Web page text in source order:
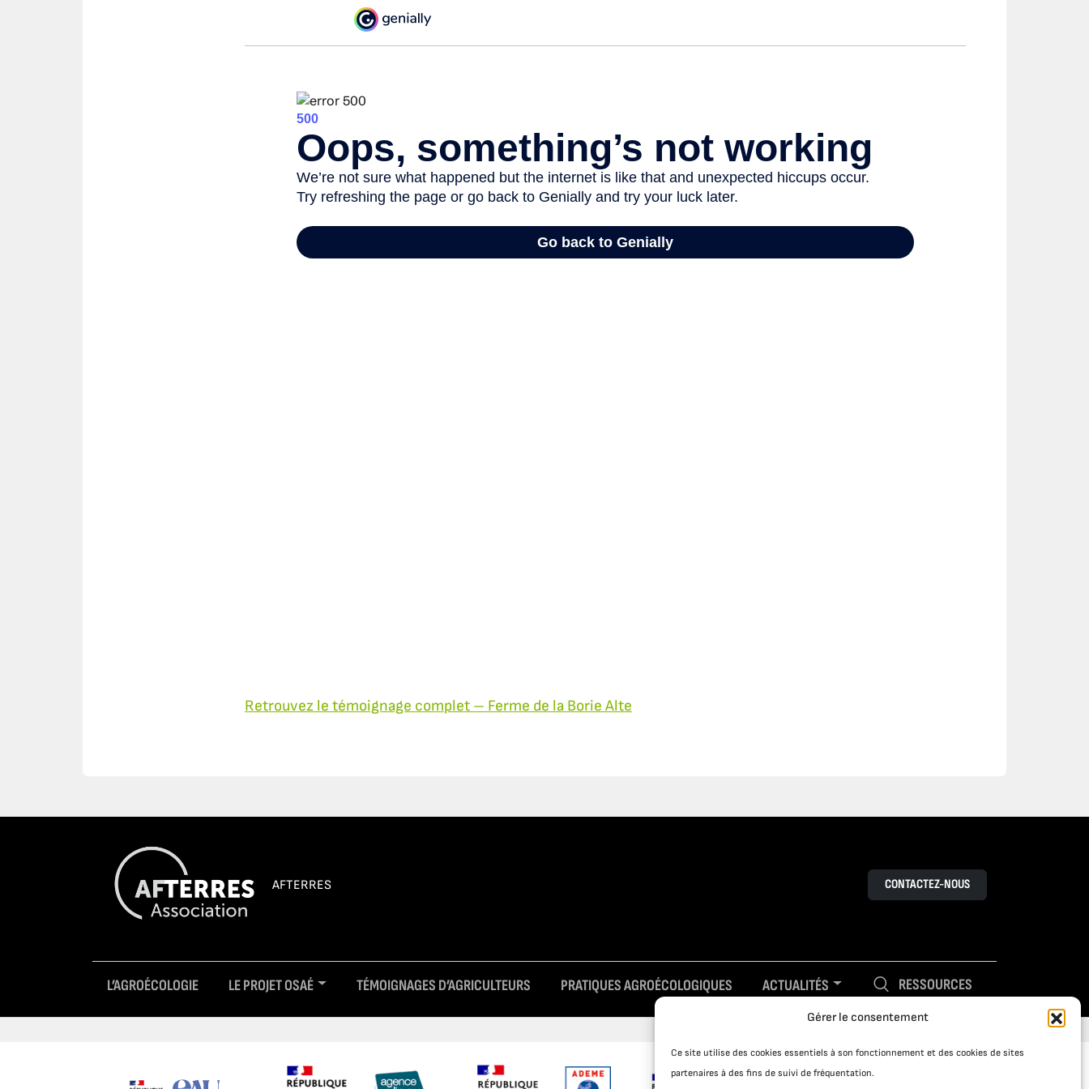
Gérer le consentement
Ce site utilise des cookies essentiels à son fonctionnement et des cookies de sites
partenaires à des fins de suivi de fréquentation.
Retrouvez le témoignage complet – Ferme de la Borie Alte
AFTERRES CONTACTEZ-NOUS
L’AGROÉCOLOGIE LE PROJET OSAÉ TÉMOIGNAGES D’AGRICULTEURS PRATIQUES AGROÉCOLOGIQUES ACTUALITÉS RESSOURCES